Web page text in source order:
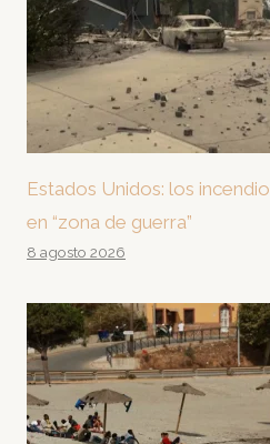
Estados Unidos: los
en “zona de guerra”
8 agosto 2026